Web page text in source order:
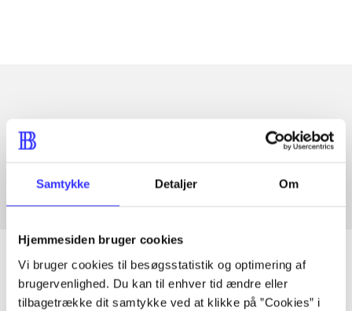
Samtykke Detaljer Om
Hjemmesiden bruger cookies
Vi bruger cookies til besøgsstatistik og optimering af
brugervenlighed. Du kan til enhver tid ændre eller
tilbagetrække dit samtykke ved at klikke på ”Cookies” i
Artikler med samme emner
Fra
Artikler